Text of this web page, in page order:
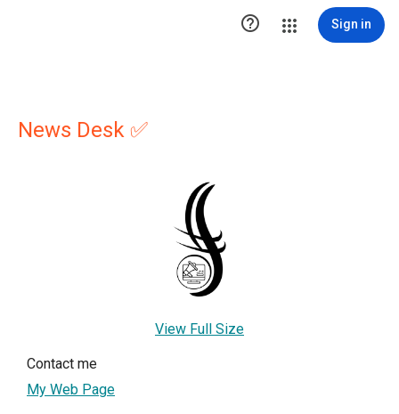
 Sign in
News Desk ✅
View Full Size
Contact me
My Web Page